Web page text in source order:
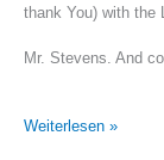
thank You) with the
Mr. Stevens. And
Ebola-
campaign
Weiterlesen »